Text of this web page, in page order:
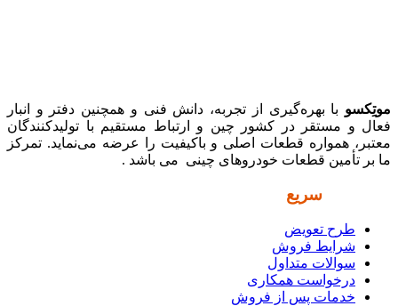
موتِکسو با بهره‌گیری از تجربه، دانش فنی و همچنین دفتر و انبار
فعال و مستقر در کشور چین و ارتباط مستقیم با تولیدکنندگان
معتبر، همواره قطعات اصلی و باکیفیت را عرضه می‌نماید. تمرکز
ما بر تأمین قطعات خودروهای چینی می باشد .
سریع
طرح تعویض
شرایط فروش
سوالات متداول
درخواست همکاری
خدمات پس از فروش